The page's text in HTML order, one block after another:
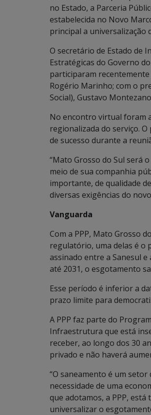
no Estado, a Parceria
estabelecida no Novo
principal a universalização
O secretário de Estado de
Estratégicas do Governo
participaram
Rogério Marinho; com o
Social), Gustavo
No encontro virtual foram
regionalizada do serviço.
de sucesso durante a
“Mato Grosso do Sul será
meio de sua companhia
importante, de qualidade
diversas exigências do
Vanguarda
Com a PPP, Mato Grosso
regulatório, uma delas é o
assinado entre a Sanesul
até 2031, o esgotamento
Esse período é inferior a
prazo limite para
A PPP faz parte do
Infraestrutura que está
receber, ao longo dos 30
privado e não haverá
“O saneamento é um
necessidade de uma
que adotamos, a PPP,
universalizar o